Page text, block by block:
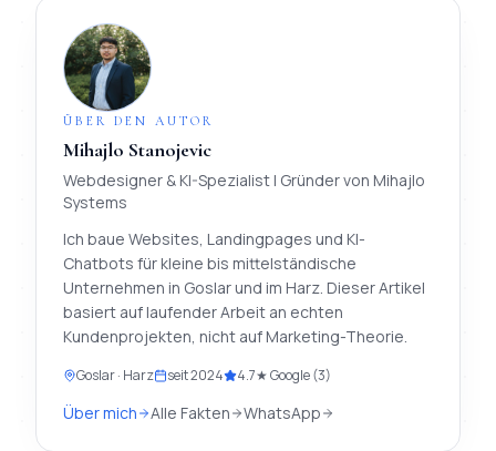
ÜBER DEN AUTOR
Mihajlo Stanojevic
Webdesigner & KI-Spezialist| Gründer von Mihajlo
Systems
Ich baue Websites, Landingpages und KI-
Chatbots für kleine bis mittelständische
Unternehmen in Goslar und im Harz. Dieser Artikel
basiert auf laufender Arbeit an echten
Kundenprojekten, nicht auf Marketing-Theorie.
Goslar · Harz seit2024 4.7★ Google (3)
Über mich Alle Fakten WhatsApp